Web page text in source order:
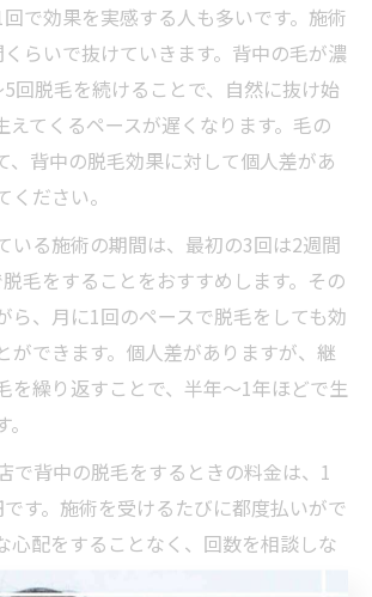
で効果を実感する人も多いです。施術
らいで抜けていきます。背中の毛が濃
回脱毛を続けることで、自然に抜け始
えてくるペースが遅くなります。毛の
、背中の脱毛効果に対して個人差があ
ださい。
いる施術の期間は、最初の3回は2週間
毛をすることをおすすめします。その
ら、月に1回のペースで脱毛をしても効
ができます。個人差がありますが、継
を繰り返すことで、半年～1年ほどで生
で背中の脱毛をするときの料金は、1
す。施術を受けるたびに都度払いがで
心配をすることなく、回数を相談しな
ので安心です。